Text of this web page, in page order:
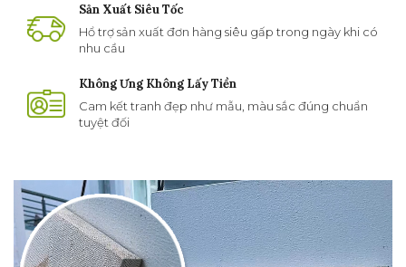
Sản Xuất Siêu Tốc
Hổ trợ sản xuất đơn hàng siêu gấp trong ngày khi có
nhu cầu
Không Ưng Không Lấy Tiền
Cam kết tranh đẹp như mẫu, màu sắc đúng chuẩn
tuyệt đối